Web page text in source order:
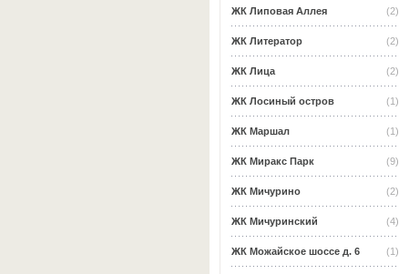
(2)
ЖК Липовая Аллея
(2)
ЖК Литератор
(2)
ЖК Лица
(1)
ЖК Лосиный остров
(1)
ЖК Маршал
(9)
ЖК Миракс Парк
(2)
ЖК Мичурино
(4)
ЖК Мичуринский
(1)
ЖК Можайское шоссе д. 6